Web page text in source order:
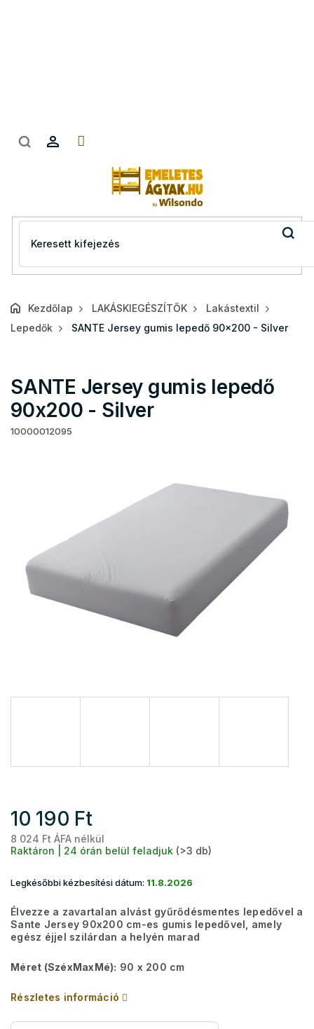
Kezdőlap LAKÁSKIEGÉSZÍTŐK
Lakástextil
Lepedők
SANTE Jersey gumis lepedő 90x200 - Silver
SANTE Jersey gumis lepedő
90x200 - Silver
10000012095
10 190 Ft
8 024 Ft ÁFA nélkül
Raktáron | 24 órán belül feladjuk (>3 db)
Legkésőbbi kézbesítési dátum: 11.8.2026
Élvezze a zavartalan alvást gyűrődésmentes lepedővel a
Sante Jersey 90x200 cm-es gumis lepedővel, amely
egész éjjel szilárdan a helyén marad
Méret (SzéxMaxMé): 90 x 200 cm
Részletes információ